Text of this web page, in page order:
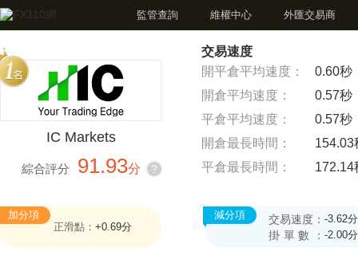
監管查詢 維權中心 外匯交易商
IC Markets
綜合評分 91.93分 ?
交易速度
開平倉平均速度：
0.60秒
開倉平均速度：
0.57秒
平倉平均速度：
0.57秒
開倉最長時間：
154.03
平倉最長時間：
172.14
加分項
正滑點： +0.69分
減分項 交易速度： -3.62分
掛單數： -2.00分